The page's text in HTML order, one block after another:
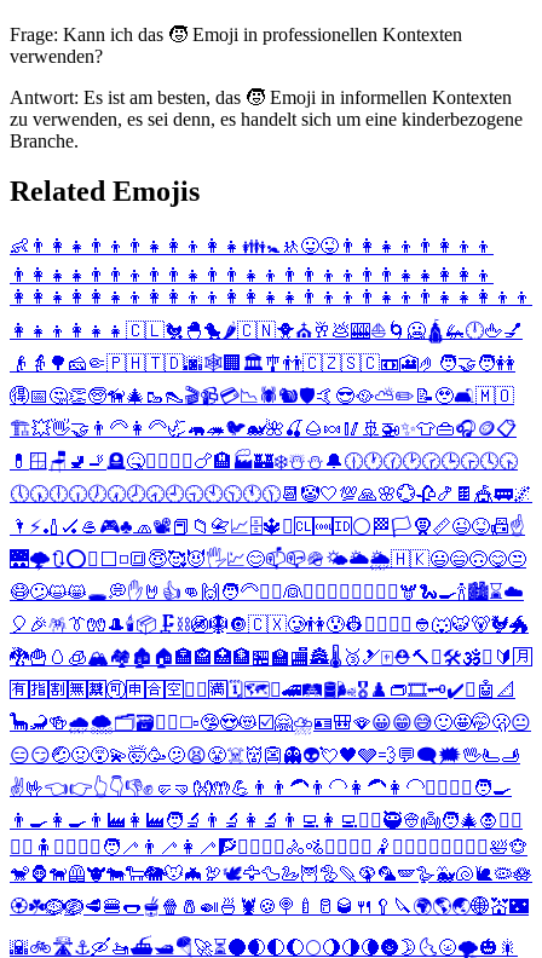
Frage: Kann ich das 🧒 Emoji in professionellen Kontexten
verwenden?
Antwort: Es ist am besten, das 🧒 Emoji in informellen Kontexten
zu verwenden, es sei denn, es handelt sich um eine kinderbezogene
Branche.
Related Emojis
👶 👨‍👩‍👧 👨‍👦 👨‍👧 👩‍👦 👩‍👧 👪🚼 🚸😛😜 👨‍👩‍👧‍👦 👨‍👩‍👦‍👦
👨‍👩‍👧‍👧 👨‍👨‍👦 👨‍👨‍👧 👨‍👨‍👧‍👦 👨‍👨‍👦‍👦 👨‍👨‍👧‍👧 👩‍👩‍👦
👩‍👩‍👧 👩‍👩‍👧‍👦 👩‍👩‍👦‍👦 👩‍👩‍👧‍👧 👨‍👦‍👦 👨‍👧‍👦 👨‍👧‍👧 👩‍👦‍👦
👩‍👧‍👦 👩‍👧‍👧 🇨🇱🐔 🐣🐤 🌶️🇨🇳🐥⛪🥂 💩🎰⛵ 🌀 🥶🛕🦗🕛🖕💅
👴 👵 🌳 🧀🤏🇵🇭🇹🇩🌆🕸️🏢 🏛️🎐👬🇨🇿🇸🇨📼🎦🤌 🧑‍🤝‍🧑👭
🉐📅🤔👏🧓🦮🎄 🥾👠🎬📹💳📉🕷️🐿️🛡️🤙 😎🥘⛅✏️ 📝🥹🛋️🇲🇴
🏗️💥👋🤝 👨‍🦳 👩‍🦳🦏🦛🦔🐦🐋🌺🍒 🌰🍬 🥢 🚢 🚁✨👕👜🎧🪙📋
💊 🪟 🪑 🚽 🚬🪦🤒👳‍♂️ 👳‍♀️🍗🏨 🏭🏰❄️☃️⛄🔔🕧🕐🕜🕑🕝🕒🕞🕓🕟
🕔🕠🕕🕡🕖🕢🕗🕣🕘🕤🕙🕥🕚🕦📆 🤡🤍💯🙏🌸💮🥀🍤 🍫 🎪🚃🌌
🌂 ⚡🏏 🏑 🥌 🎮♣️ 🧢📽️📕 📁 📇📈🗄️🔱 ➰ 🆑 🆒🆔⚪ 🏁🏳️🧕📏😉😝📠☝️
🌉🌩️🔃⭕✅ ⬜ ◽🔳😇🥰😈🖐️💹😊📫📪🪖🌤️🌥️🌦️🇭🇰😃😄🙃😋😒
😷😕😺😸🕳️💭✋🤘 👍 👊 🙌 🧑‍🦳🧑‍✈️👰🦹‍♂️ 🦹‍♀️ 🚴‍♂️ 🚴‍♀️🫎🐍🍳🍾🏙️⌛☁️
🎈 🎉🪅👔🧤🎩🕯️📦 🗜️⛓️🚳🪯🔘🇨🇽🥲👫😰👷 👷‍♂️ 👷‍♀️ 👲🐺🐯🐻🐓🐲
🐉🍟 🥚 🧊🏔️🏘️🏚️ 🏠🏣🏤🏥🏦🏪🏫🏬🏯🌡️ 🥉🎿🀄⛑️🔨 ⚒️🛠️🕉️☸️ 🔰 🈷️
🈶 🈯 🈹 🈚 🈲🉑🈸 🈴 🈳 ㊗️ ㊙️ 🈵 🗓️🗺️⛩️🚄🛤️🛢️🌬️🎖️ ♟️ 👝🎞️🗝️✔️Ⓜ️ 🤖 📐
🦕🦂🍻🌧️🌨️🗂️🗃️❔ ❕◻️▫️🤥😍😻☑️🤗⛈️🪪🎒🪭😀😁😅🙂🤩🤭🫢😐
😑😏🤕🤢😵‍💫🤯🥳🫤😫😤☠️👹👺👻👽💘🖤🩶💨💬🗨️🗯️🖖🫷🫸
✌️🤟👈👉👆👇👎✊ 🤛 🤜 👐🤲💪 👨 👨‍🦱 👨‍🦲 👩‍🦱 👩‍🦲🤷‍♂️ 🤷‍♀️ 🧑‍🍳
👨‍🍳 👩‍🍳 👨‍🏭 👩‍🏭🧑‍🔬 👨‍🔬 👩‍🔬 👨‍💻 👩‍💻🕵️‍♂️🥷👳👼🧑‍🎄🧛 💆‍♂️
💆‍♀️ 🧍 🧍‍♂️ 🧍‍♀️ 🧑‍🦯 👨‍🦯 👩‍🦯 🧗🚣‍♂️ 🚣‍♀️🚴🚵🚵‍♂️ 🚵‍♀️ 🤾 🤹‍♂️ 🤹‍♀️ 🧘‍♂️ 🧘‍♀️🛀🐵
🐒🦍🐕‍🦺🐮🐄🐑🐘🐭🦇 🦃🕊️🦅🦆🦢🦉🦤🪶 🦚🦜🪽🪿🐳🐚🐌🦠🪷
🏵️☘️🪹🪺🥩🍔🌭🫕 🍿 🧂 🍛🍜 🦞 🍪 🍭 🍼 🥛 🥃 🍴 🥄 🔪🌍🌎🌏🌐💒🌃
🌇🚲🛣️⚓🛶🚤⛴️🛥️🪂🚀⏳🌑🌒🌓🌔🌕🌖🌗🌘🌚🌛 🌜🌝🌪️🎃 🎇